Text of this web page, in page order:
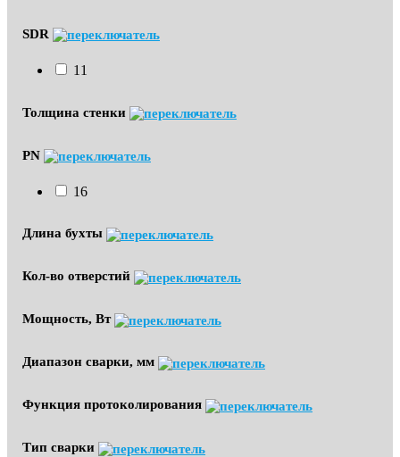
SDR
11
Толщина стенки
PN
16
Длина бухты
Кол-во отверстий
Мощность, Вт
Диапазон сварки, мм
Функция протоколирования
Тип сварки